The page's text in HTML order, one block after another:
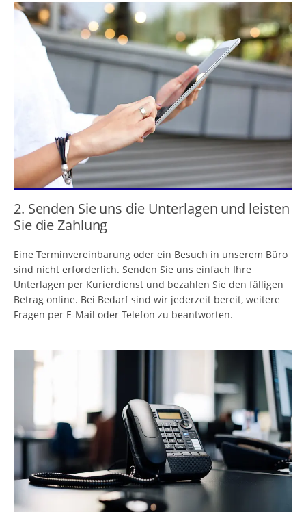
2. Senden Sie uns die Unterlagen und leisten
Sie die Zahlung
Eine Terminvereinbarung oder ein Besuch in unserem Büro
sind nicht erforderlich. Senden Sie uns einfach Ihre
Unterlagen per Kurierdienst und bezahlen Sie den fälligen
Betrag online. Bei Bedarf sind wir jederzeit bereit, weitere
Fragen per E-Mail oder Telefon zu beantworten.